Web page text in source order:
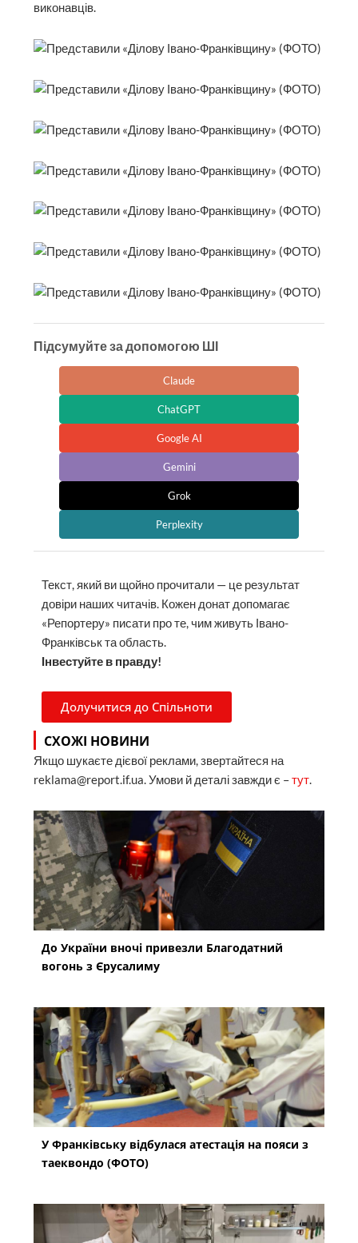
виконавців.
Підсумуйте за допомогою ШІ
Claude
ChatGPT
Google AI
Gemini
Grok
Perplexity
Текст, який ви щойно прочитали — це результат
довіри наших читачів. Кожен донат допомагає
«Репортеру» писати про те, чим живуть Івано-
Франківськ та область.
Інвестуйте в правду!
Долучитися до Спільноти
СХОЖІ НОВИНИ
Якщо шукаєте дієвої реклами, звертайтеся на
reklama@report.if.ua. Умови й деталі завжди є –тут.
До України вночі привезли Благодатний
вогонь з Єрусалиму
У Франківську відбулася атестація на пояси з
таеквондо (ФОТО)